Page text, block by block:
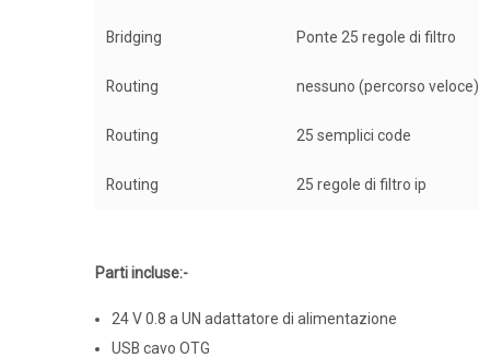
Bridging Ponte 25 regole di filtro
Routing nessuno (percorso veloce)
Routing 25 semplici code
Routing 25 regole di filtro ip
Parti incluse:-
24 V 0.8 a UN adattatore di alimentazione
USB cavo OTG